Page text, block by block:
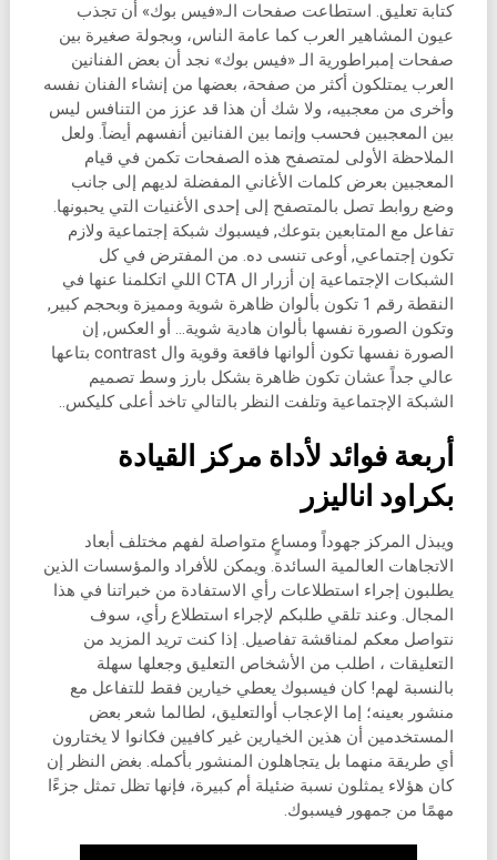
كتابة تعليق. استطاعت صفحات الـ«فيس بوك» أن تجذب
عيون المشاهير العرب كما عامة الناس، وبجولة صغيرة بين
صفحات إمبراطورية الـ «فيس بوك» نجد أن بعض الفنانين
العرب يمتلكون أكثر من صفحة، بعضها من إنشاء الفنان نفسه
وأخرى من معجبيه، ولا شك أن هذا قد عزز من التنافس ليس
بين المعجبين فحسب وإنما بين الفنانين أنفسهم أيضاً. ولعل
الملاحظة الأولى لمتصفح هذه الصفحات تكمن في قيام
المعجبين بعرض كلمات الأغاني المفضلة لديهم إلى جانب
وضع روابط تصل بالمتصفح إلى إحدى الأغنيات التي يحبونها.
تفاعل مع المتابعين بتوعك, فيسبوك شبكة إجتماعية ولازم
تكون إجتماعي, أوعى تنسى ده. من المفترض في كل
الشبكات الإجتماعية إن أزرار ال CTA اللي اتكلمنا عنها في
النقطة رقم 1 تكون بألوان ظاهرة شوية ومميزة وبحجم كبير,
وتكون الصورة نفسها بألوان هادية شوية… أو العكس, إن
الصورة نفسها تكون ألوانها فاقعة وقوية وال contrast بتاعها
عالي جداً عشان تكون ظاهرة بشكل بارز وسط تصميم
الشبكة الإجتماعية وتلفت النظر بالتالي تاخد أعلى كليكس..
أربعة فوائد لأداة مركز القيادة
بكراود اناليزر
ويبذل المركز جهوداً ومساعٍ متواصلة لفهم مختلف أبعاد
الاتجاهات العالمية السائدة. ويمكن للأفراد والمؤسسات الذين
يطلبون إجراء استطلاعات رأي الاستفادة من خبراتنا في هذا
المجال. وعند تلقي طلبكم لإجراء استطلاع رأي، سوف
نتواصل معكم لمناقشة تفاصيل. إذا كنت تريد المزيد من
التعليقات ، اطلب من الأشخاص التعليق وجعلها سهلة
بالنسبة لهم! كان فيسبوك يعطي خيارين فقط للتفاعل مع
منشور بعينه؛ إما الإعجاب أوالتعليق، لطالما شعر بعض
المستخدمين أن هذين الخيارين غير كافيين فكانوا لا يختارون
أي طريقة منهما بل يتجاهلون المنشور بأكمله. بغض النظر إن
كان هؤلاء يمثلون نسبة ضئيلة أم كبيرة، فإنها تظل تمثل جزءًا
مهمًا من جمهور فيسبوك.